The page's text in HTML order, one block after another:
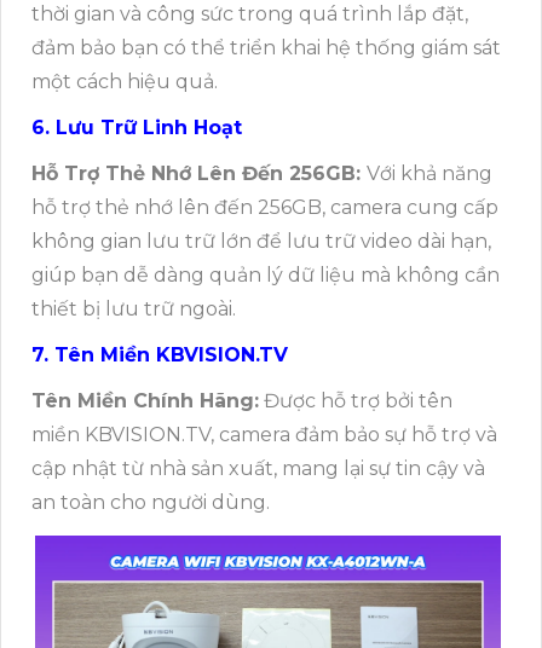
thời gian và công sức trong quá trình lắp đặt,
đảm bảo bạn có thể triển khai hệ thống giám sát
một cách hiệu quả.
6. Lưu Trữ Linh Hoạt
Hỗ Trợ Thẻ Nhớ Lên Đến 256GB: Với khả năng
hỗ trợ thẻ nhớ lên đến 256GB, camera cung cấp
không gian lưu trữ lớn để lưu trữ video dài hạn,
giúp bạn dễ dàng quản lý dữ liệu mà không cần
thiết bị lưu trữ ngoài.
7. Tên Miền KBVISION.TV
Tên Miền Chính Hãng: Được hỗ trợ bởi tên
miền KBVISION.TV, camera đảm bảo sự hỗ trợ và
cập nhật từ nhà sản xuất, mang lại sự tin cậy và
an toàn cho người dùng.